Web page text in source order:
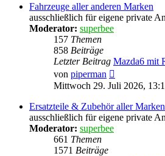
Fahrzeuge aller anderen Marken
ausschließlich für eigene private
Moderator: superbee
157 Themen
858 Beiträge
Letzter Beitrag Mazda6 mit
von piperman
Beitrag
Mittwoch 29. Juli 2026,
Ersatzteile & Zubehör aller
ausschließlich für eigene private
Moderator: superbee
661 Themen
1571 Beiträge